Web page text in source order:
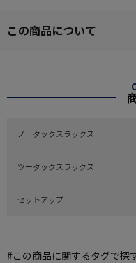
この商品について
ノータックスラックス
ツータックスラックス
セットアップ
#この商品に関するタグで探